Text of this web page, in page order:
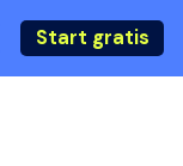
Start gratis